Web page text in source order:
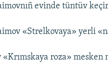
evinde tüntüv
«Strelkovaya» yerli
roza» mesken